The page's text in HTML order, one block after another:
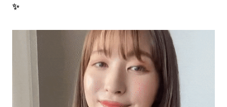
✨